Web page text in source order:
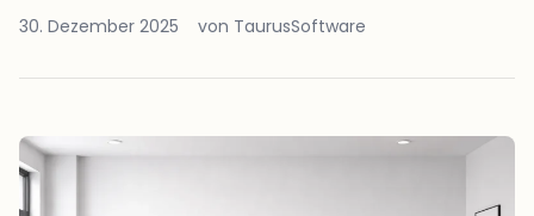
30. Dezember 2025 von TaurusSoftware